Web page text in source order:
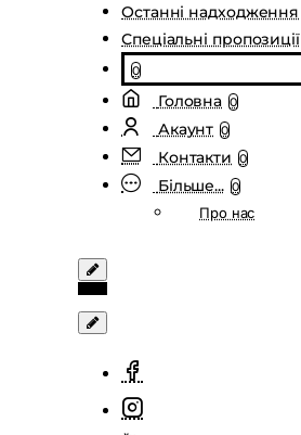
Останні надходження
Спеціальні пропозиції
0
Головна 0
Акаунт 0
Контакти 0
Більше... 0
Про нас